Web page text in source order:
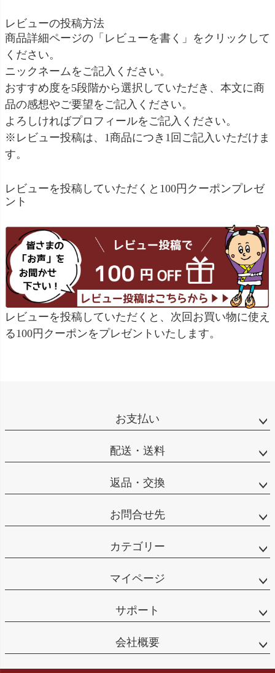
レビューの投稿方法
商品詳細ページの「レビューを書く」をクリックして
ください。
ニックネームをご記入ください。
おすすめ度を5段階から選択していただき、本文に商
品の感想やご要望をご記入ください。
よろしければプロフィールをご記入ください。
※レビュー投稿は、1商品につき1回ご記入いただけま
す。
レビューを投稿していただくと100円クーポンプレゼ
ント
レビューを投稿していただくと、次回お買い物に使え
る100円クーポンをプレゼントいたします。
お支払い
配送・送料
返品・交換
お問合せ先
カテゴリー
マイページ
サポート
会社概要